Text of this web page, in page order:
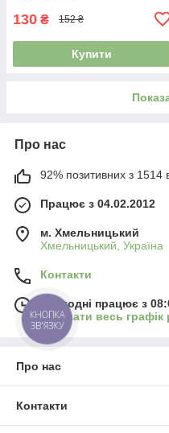
130 ₴ 152 ₴
Купити
Про нас
92% позитивних з 1514
Працює з 04.02.2012
м. Хмельницький
Хмельницький, Україна
Контакти
Сьогодні працює з
Показати весь графік
Про нас
Контакти
КНОПКА
ЗВ'ЯЗКУ